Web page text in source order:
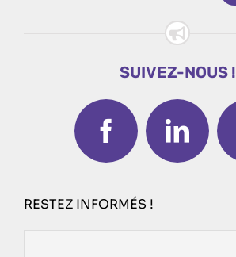
SUIVEZ-NOUS !
RESTEZ INFORMÉS !